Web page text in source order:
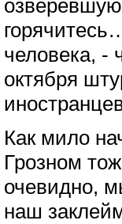
человека, -
октября
Как мило
Грозном
очевидно,
наш